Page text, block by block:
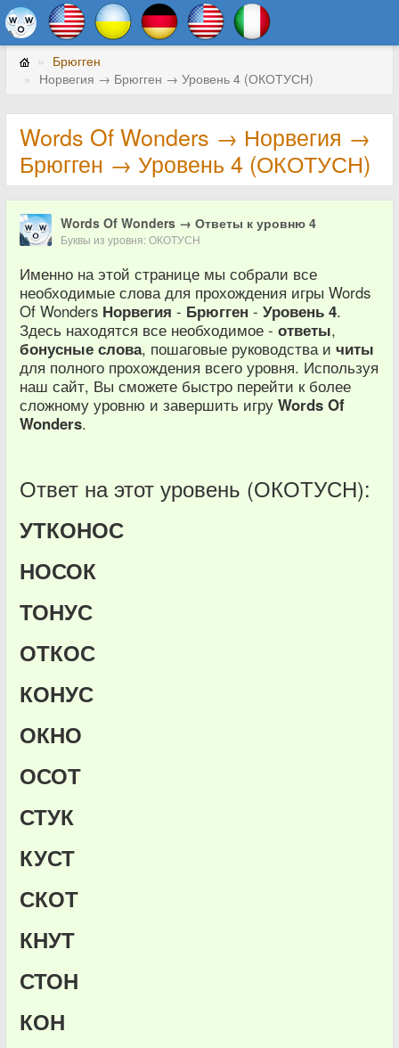
Брюгген
Норвегия → Брюгген → Уровень 4 (ОКОТУСН)
Words Of Wonders → Норвегия →
Брюгген → Уровень 4 (ОКОТУСН)
Words Of Wonders → Ответы к уровню 4
Буквы из уровня: ОКОТУСН
Именно на этой странице мы собрали все
необходимые слова для прохождения игры Words
Of Wonders Норвегия - Брюгген - Уровень 4.
Здесь находятся все необходимое - ответы,
бонусные слова, пошаговые руководства и читы
для полного прохождения всего уровня. Используя
наш сайт, Вы сможете быстро перейти к более
сложному уровню и завершить игру Words Of
Wonders.
Ответ на этот уровень (ОКОТУСН):
УТКОНОС
НОСОК
ТОНУС
ОТКОС
КОНУС
ОКНО
ОСОТ
СТУК
КУСТ
СКОТ
КНУТ
СТОН
КОН